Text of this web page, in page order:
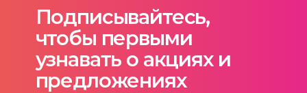
Подписывайтесь,
чтобы первыми
узнавать о акциях и
предложениях